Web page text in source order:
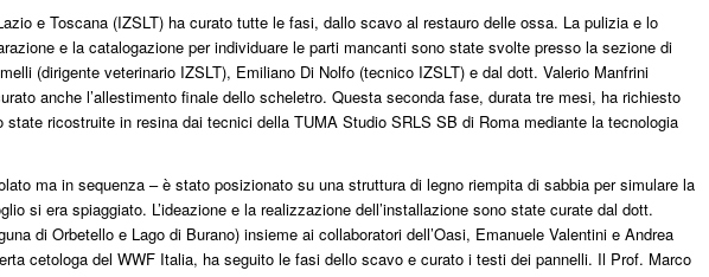
e Toscana (IZSLT) ha curato tutte le fasi, dallo scavo al restauro delle ossa. La pulizia e lo
e la catalogazione per individuare le parti mancanti sono state svolte presso la sezione di
(dirigente veterinario IZSLT), Emiliano Di Nolfo (tecnico IZSLT) e dal dott. Valerio Manfrini
anche l’allestimento finale dello scheletro. Questa seconda fase, durata tre mesi, ha richiesto
ricostruite in resina dai tecnici della TUMA Studio SRLS SB di Roma mediante la tecnologia
ma in sequenza – è stato posizionato su una struttura di legno riempita di sabbia per simulare la
si era spiaggiato. L’ideazione e la realizzazione dell’installazione sono state curate dal dott.
di Orbetello e Lago di Burano) insieme ai collaboratori dell’Oasi, Emanuele Valentini e Andrea
cetologa del WWF Italia, ha seguito le fasi dello scavo e curato i testi dei pannelli. Il Prof. Marco